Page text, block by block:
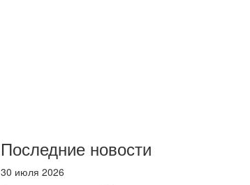
Последние новости
30 июля 2026